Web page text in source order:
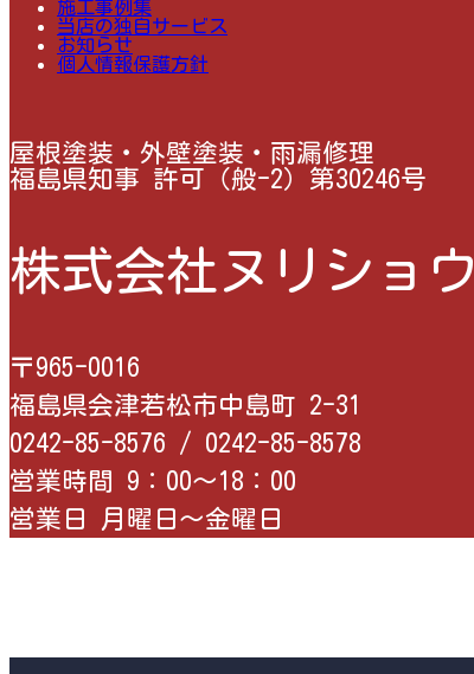
施工事例集
当店の独自サービス
お知らせ
個人情報保護方針
屋根塗装・外壁塗装・雨漏修理
福島県知事 許可（般-2）第30246号
株式会社ヌリショウ
〒965-0016
福島県会津若松市中島町 2-31
0242-85-8576 / 0242-85-8578
営業時間 9：00〜18：00
営業日 月曜日〜金曜日